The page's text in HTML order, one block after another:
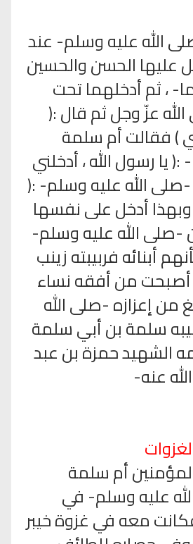
الله عليه وسلم- عند
عليها الحسن والحسين
، ثم أدخلهما تحت
الله عزّ وجل ثم قال :(
) فقالت أم سلمة
يا رسول الله ، أدخلني
الله عليه وسلم- :(
أدخل على نفسها
-صلى الله عليه وسلم-
أبنائه فربيبته زينب
من أفقه نساء
من إعزازه -صلى الله
سلمة بن أبي سلمة
الشهيد حمزة بن عبد
عنه-
أم سلمة
عليه وسلم- في
معه في غزوة خيبر